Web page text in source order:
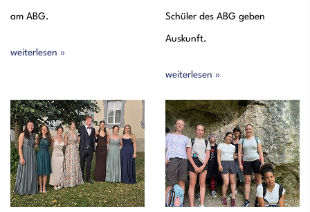
am ABG.
weiterlesen »
Schüler des ABG geben
Auskunft.
weiterlesen »